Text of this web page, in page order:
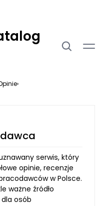
›
serwis, który
opinie, recenzje
w Polsce.
ważne źródło
osób